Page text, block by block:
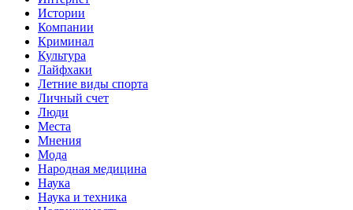
Истории
Компании
Криминал
Культура
Лайфхаки
Летние виды спорта
Личный счет
Люди
Места
Мнения
Мода
Народная медицина
Наука
Наука и техника